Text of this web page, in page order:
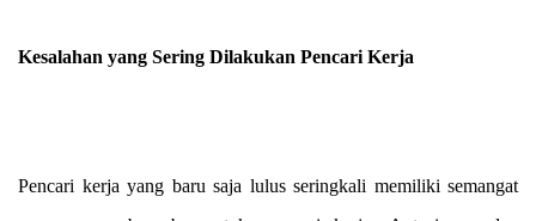
Kesalahan yang Sering Dilakukan Pencari Kerja
Pencari kerja yang baru saja lulus seringkali memiliki semangat